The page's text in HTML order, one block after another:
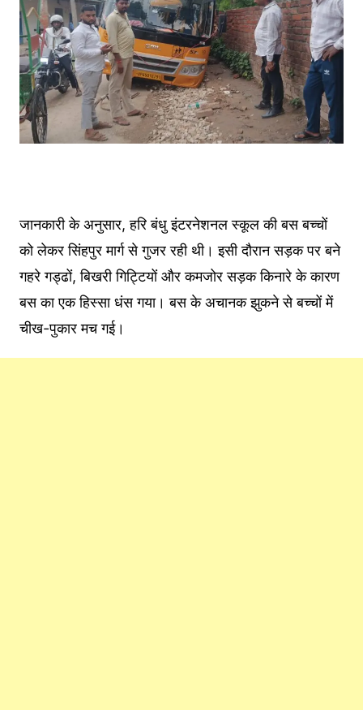
जानकारी के अनुसार, हरि बंधु इंटरनेशनल स्कूल की बस बच्चों
को लेकर सिंहपुर मार्ग से गुजर रही थी। इसी दौरान सड़क पर बने
गहरे गड्ढों, बिखरी गिट्टियों और कमजोर सड़क किनारे के कारण
बस का एक हिस्सा धंस गया। बस के अचानक झुकने से बच्चों में
चीख-पुकार मच गई।